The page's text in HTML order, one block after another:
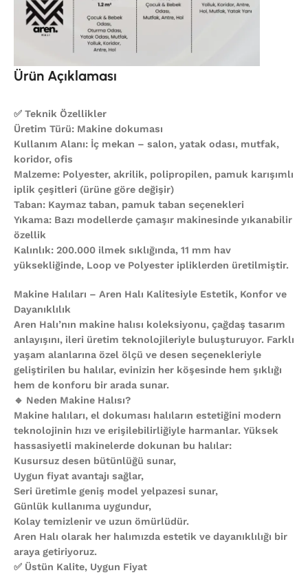
Ürün Açıklaması
✅ Teknik Özellikler
Üretim Türü: Makine dokuması
Kullanım Alanı: İç mekan – salon, yatak odası, mutfak,
koridor, ofis
Malzeme: Polyester, akrilik, polipropilen, pamuk karışımlı
iplik çeşitleri (ürüne göre değişir)
Taban: Kaymaz taban, pamuk taban seçenekleri
Yıkama: Bazı modellerde çamaşır makinesinde yıkanabilir
özellik
Kalınlık: 200.000 ilmek sıklığında, 11 mm hav
yüksekliğinde, Loop ve Polyester ipliklerden üretilmiştir.
Makine Halıları – Aren Halı Kalitesiyle Estetik, Konfor ve
Dayanıklılık
Aren Halı’nın makine halısı koleksiyonu, çağdaş tasarım
anlayışını, ileri üretim teknolojileriyle buluşturuyor. Farklı
yaşam alanlarına özel ölçü ve desen seçenekleriyle
geliştirilen bu halılar, evinizin her köşesinde hem şıklığı
hem de konforu bir arada sunar.
🔹 Neden Makine Halısı?
Makine halıları, el dokuması halıların estetiğini modern
teknolojinin hızı ve erişilebilirliğiyle harmanlar. Yüksek
hassasiyetli makinelerde dokunan bu halılar:
Kusursuz desen bütünlüğü sunar,
Uygun fiyat avantajı sağlar,
Seri üretimle geniş model yelpazesi sunar,
Günlük kullanıma uygundur,
Kolay temizlenir ve uzun ömürlüdür.
Aren Halı olarak her halımızda estetik ve dayanıklılığı bir
araya getiriyoruz.
✅ Üstün Kalite, Uygun Fiyat